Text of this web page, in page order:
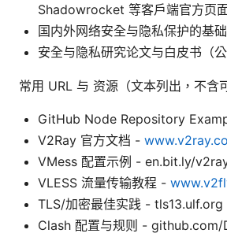
Shadowrocket 等客户端官方页
国内外网络安全与隐私保护的基
安全与隐私研究论文与白皮书（公
常用 URL 与 资源（文本列出，不含
GitHub Node Repository
V2Ray 官方文档 -
VMess 配置示例 - en.bit.ly/
VLESS 流量传输教程 -
TLS/加密最佳实践 - tls13.ulf.org
Clash 配置与规则 -